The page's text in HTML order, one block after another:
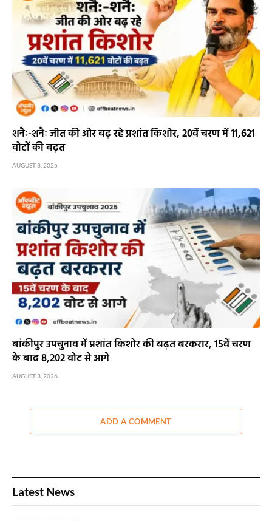
शनैः-शनैः जीत की ओर बढ़ रहे प्रशांत किशोर, 20वें चरण में 11,621
वोटों की बढ़त
AUGUST 3, 2026
बांकीपुर उपचुनाव में प्रशांत किशोर की बढ़त बरकरार, 15वें चरण
के बाद 8,202 वोट से आगे
AUGUST 3, 2026
ADD A COMMENT
Latest News